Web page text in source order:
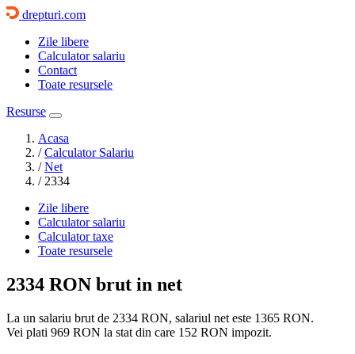
drepturi.com
Zile libere
Calculator salariu
Contact
Toate resursele
Resurse
Acasa
/ Calculator Salariu
/ Net
/ 2334
Zile libere
Calculator salariu
Calculator taxe
Toate resursele
2334 RON brut in net
La un salariu brut de 2334 RON, salariul net este 1365 RON.
Vei plati 969 RON la stat din care 152 RON impozit.